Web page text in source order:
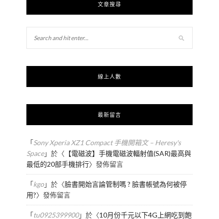
文章搜尋
線上人數
最新留言
「Sony Xperia XZ1 Compact 手機開箱文 – Heresy's
Space」於〈 【電磁波】手機電磁波輻射值(SAR)最高與
最低的20部手機排行〉發佈留言
「kgo」於〈臉書開始言論管制嗎 ? 臉書帳號為何被停
用?〉發佈留言
「tu0925399900」於〈10月份千元以下4G上網吃到飽